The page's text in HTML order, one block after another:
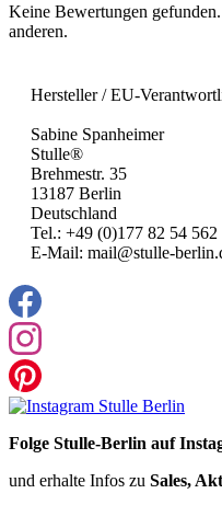
Keine Bewertungen
anderen.
Hersteller / EU-
Sabine Spanheimer
Stulle®
Brehmestr. 35
13187 Berlin
Deutschland
Tel.: +49 (0)177 82 54 562
E-Mail: mail@stulle-
Folge Stulle-Berlin auf
und erhalte Infos zu Sales,